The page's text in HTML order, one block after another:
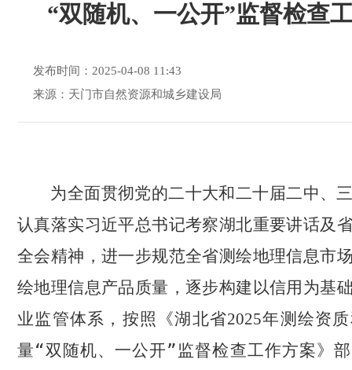
“双随机、一公开”监督检查
发布时间：2025-04-08 11:43
来源：天门市自然资源和城乡建设局
为全面贯彻党的二十大和二十届二中、
认真落实习近平总书记考察湖北重要讲话及
全会精神，进一步规范全省测绘地理信息市
绘地理信息产品质量，逐步构建以信用为基
业监管体系，按照《湖北省2025年测绘资
量“双随机、一公开”监督检查工作方案》